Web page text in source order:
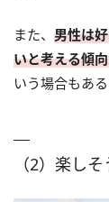
また、 男性は
いと考える傾
いう場合もあ
（2）楽し